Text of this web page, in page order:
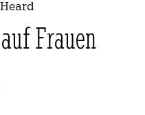
Frauen